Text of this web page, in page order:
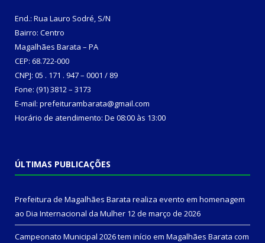
End.: Rua Lauro Sodré, S/N
Bairro: Centro
Magalhães Barata – PA
CEP: 68.722-000
CNPJ: 05 . 171 . 947 – 0001 / 89
Fone: (91) 3812 – 3173
E-mail: prefeiturambarata@gmail.com
Horário de atendimento: De 08:00 às 13:00
ÚLTIMAS PUBLICAÇÕES
Prefeitura de Magalhães Barata realiza evento em homenagem
ao Dia Internacional da Mulher 12 de março de 2026
Campeonato Municipal 2026 tem início em Magalhães Barata com